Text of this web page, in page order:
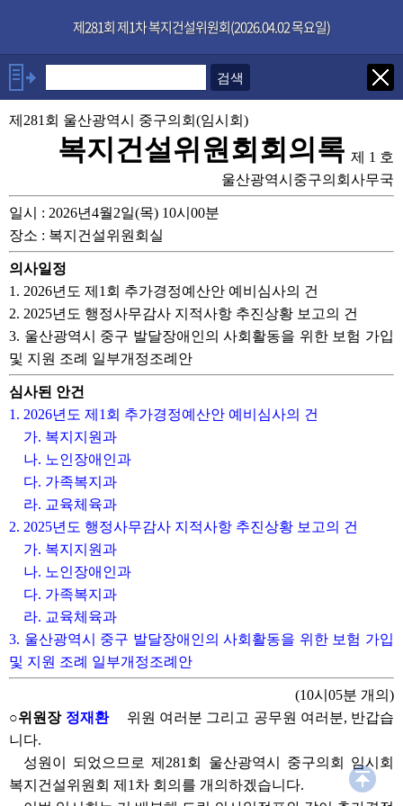
제281회 제1차 복지건설위원회(2026.04.02 목요일)
×
발언자
안건
제281회 울산광역시 중구의회(임시회)
복지건설위원회회의록 제 1 호
울산광역시중구의회사무국
일시 : 2026년4월2일(목) 10시00분
장소 : 복지건설위원회실
의사일정
1. 2026년도 제1회 추가경정예산안 예비심사의 건
2. 2025년도 행정사무감사 지적사항 추진상황 보고의 건
3. 울산광역시 중구 발달장애인의 사회활동을 위한 보험 가입
및 지원 조례 일부개정조례안
심사된 안건
1. 2026년도 제1회 추가경정예산안 예비심사의 건
가. 복지지원과
나. 노인장애인과
다. 가족복지과
라. 교육체육과
2. 2025년도 행정사무감사 지적사항 추진상황 보고의 건
가. 복지지원과
나. 노인장애인과
다. 가족복지과
라. 교육체육과
3. 울산광역시 중구 발달장애인의 사회활동을 위한 보험 가입
및 지원 조례 일부개정조례안
(10시05분 개의)
○위원장 정재환
위원 여러분 그리고 공무원 여러분, 반갑습
니다.
성원이 되었으므로 제281회 울산광역시 중구의회 임시회
복지건설위원회 제1차 회의를 개의하겠습니다.